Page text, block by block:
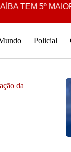
5º MAIOR
Policial
da